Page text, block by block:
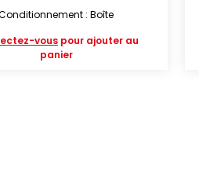
: Boîte
vous pour ajouter au
panier